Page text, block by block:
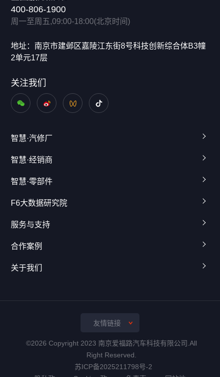
400-806-1900
周一至周五,09:00-18:00(北京时间)
地址：南京市建邺区嘉陵江东街8号科技创新综合体B3幢
2单元17层
关注我们
智慧·汽修厂
智慧·经销商
智慧·零部件
F6大数据研究院
服务与支持
合作案例
关于我们
©2026 Copyright 2023 南京爱福路汽车科技有限公司.All
Right Reserved.
苏ICP备2025211798号-2
友情链接